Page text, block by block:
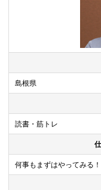
島根県
読書・筋トレ
何事もまずはやってみる！